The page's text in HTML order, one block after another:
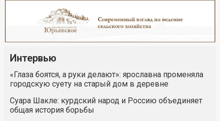
Интервью
«Глаза боятся, а руки делают»: ярославна променяла
городскую суету на старый дом в деревне
Суара Шакле: курдский народ и Россию объединяет
общая история борьбы